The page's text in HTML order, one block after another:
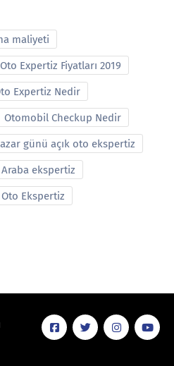
maliyeti
Oto Expertiz Fiyatları 2019
Expertiz Nedir
Otomobil Checkup Nedir
günü açık oto ekspertiz
ekspertiz
Ekspertiz